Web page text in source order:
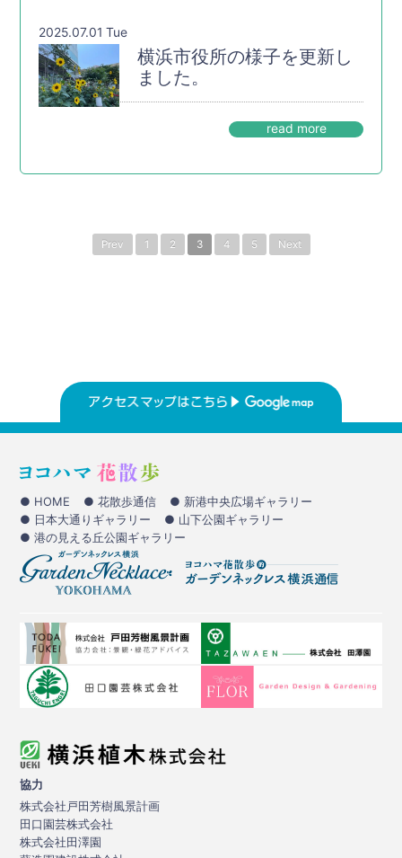
2025.07.01 Tue
横浜市役所の様子を更新し
ました。
read more
Prev 1 2 3 4 5 Next
● HOME ● 花散歩通信
● 新港中央広場ギャラリー
● 日本大通りギャラリー
● 山下公園ギャラリー
● 港の見える丘公園ギャラリー
協力
株式会社戸田芳樹風景計画
田口園芸株式会社
株式会社田澤園